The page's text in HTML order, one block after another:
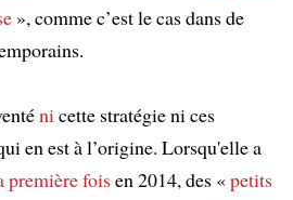
», comme c’est le cas dans de
nicette stratégie ni ces
en est à l’origine. Lorsqu'elle a
première foisen 2014, des «petits